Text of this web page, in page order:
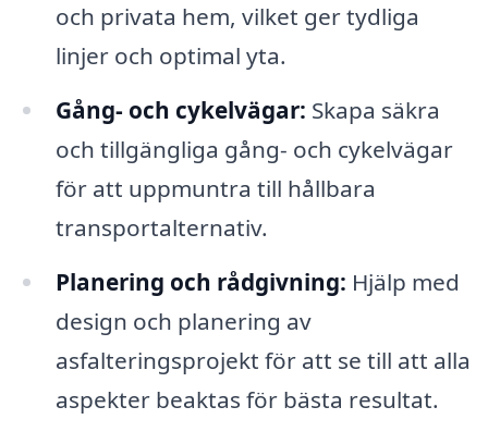
och privata hem, vilket ger tydliga
linjer och optimal yta.
Gång- och cykelvägar: Skapa säkra
och tillgängliga gång- och cykelvägar
för att uppmuntra till hållbara
transportalternativ.
Planering och rådgivning: Hjälp med
design och planering av
asfalteringsprojekt för att se till att alla
aspekter beaktas för bästa resultat.